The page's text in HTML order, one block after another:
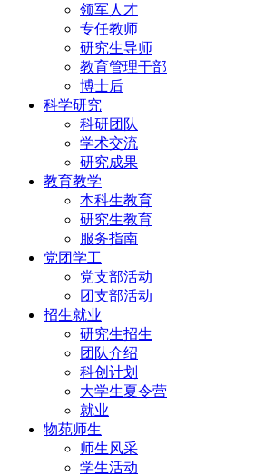
领军人才
专任教师
研究生导师
教育管理干部
博士后
科学研究
科研团队
学术交流
研究成果
教育教学
本科生教育
研究生教育
服务指南
党团学工
党支部活动
团支部活动
招生就业
研究生招生
团队介绍
科创计划
大学生夏令营
就业
物苑师生
师生风采
学生活动